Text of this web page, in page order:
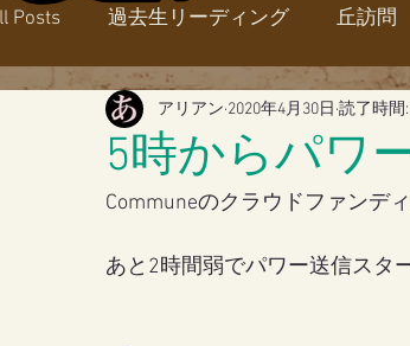
Posts 過去生リーディング 丘訪問
パワー送信 冥界 天国 カル
瞑想でお出かけ 旅／お出かけ
5時からパワ
アリアン 2020年4月30日 読了時間
Communeのクラウドファンデ
あと2時間弱でパワー送信スタ